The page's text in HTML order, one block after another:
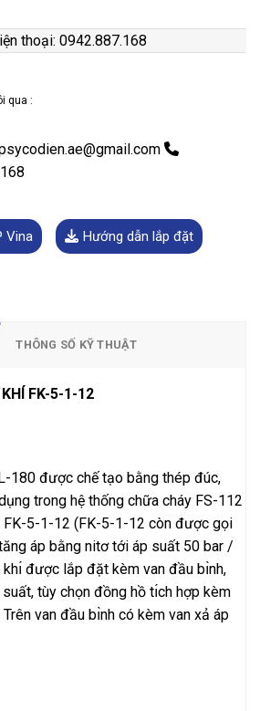
thoại: 0942.887.168
qua :
Vina Hướng dẫn lắp đặt
THÔNG SỐ KỸ THUẬT
FK-5-1-12
180 được chế tạo bằng thép đúc,
trong hệ thống chữa cháy FS-112
FK-5-1-12 (FK-5-1-12 còn được gọi
áp bằng nitơ tới áp suất 50 bar /
khı́ được lắp đặt kèm van đầu bı̀nh,
tùy chọn đồng hồ tı́ch hợp kèm
van đầu bı̀nh có kèm van xả áp